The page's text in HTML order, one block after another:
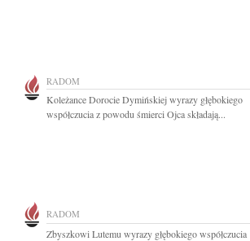
RADOM
Koleżance Dorocie Dymińskiej wyrazy głębokiego
współczucia z powodu śmierci Ojca składają...
RADOM
Zbyszkowi Lutemu wyrazy głębokiego współczucia